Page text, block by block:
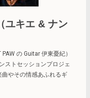
ユキエ & ナン
の Guitar 伊東憂紀）
ストセッションプロジェ
やその情感あふれるギ